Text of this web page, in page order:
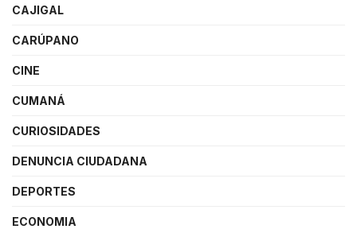
CAJIGAL
CARÚPANO
CINE
CUMANÁ
CURIOSIDADES
DENUNCIA CIUDADANA
DEPORTES
ECONOMIA